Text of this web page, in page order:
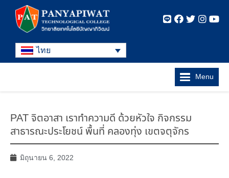
ไทย
Menu
PAT จิตอาสา เราทำความดี ด้วยหัวใจ กิจกรรม
สาธารณะประโยชน์ พื้นที่ คลองทุ่ง เขตจตุจักร
มิถุนายน 6, 2022